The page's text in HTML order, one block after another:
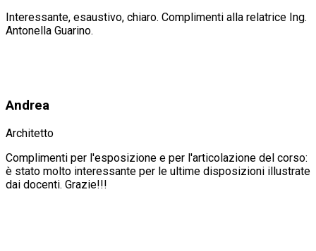
Interessante, esaustivo, chiaro. Complimenti alla relatrice Ing.
Antonella Guarino.
Andrea
Architetto
Complimenti per l'esposizione e per l'articolazione del corso:
è stato molto interessante per le ultime disposizioni illustrate
dai docenti. Grazie!!!